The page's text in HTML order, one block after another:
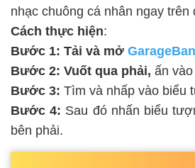
nhạc chuông cá nhân ngay trên
Cách thực hiện:
Bước 1: Tải và mở
Bước 2: Vuốt qua phải, ấn vào
Bước 3: Tìm và nhấp vào biểu
Bước 4: Sau đó nhấn biểu
bên phải.